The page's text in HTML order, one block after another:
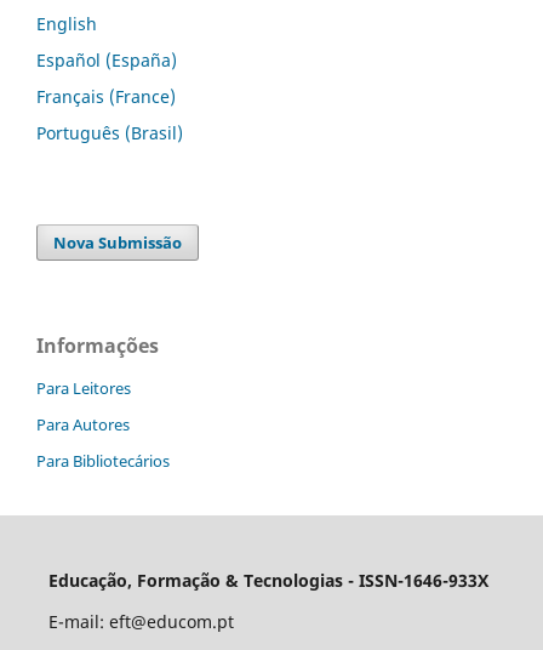
English
Español (España)
Français (France)
Português (Brasil)
Nova Submissão
Informações
Para Leitores
Para Autores
Para Bibliotecários
Educação, Formação & Tecnologias - ISSN-1646-933X
E-mail: eft@educom.pt